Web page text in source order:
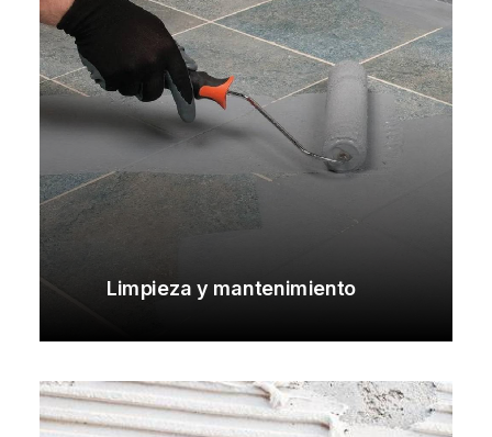
Limpieza y mantenimiento